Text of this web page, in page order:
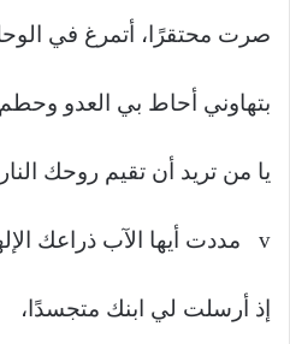
صرت محتقرًا، أتمرغ في
بتهاوني أحاط بي العدو
يا من تريد أن تقيم روحك
v مددت أيها الآب ذراعك الإلهي،
إذ أرسلت لي ابنك متجسدًا،